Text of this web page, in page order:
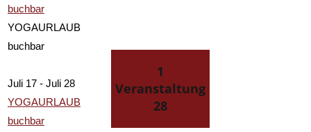
buchbar
YOGAURLAUB
buchbar
Juli 17 - Juli 28
YOGAURLAUB
buchbar
1
Veranstaltung
28